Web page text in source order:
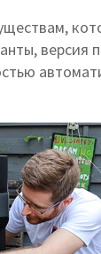
версия